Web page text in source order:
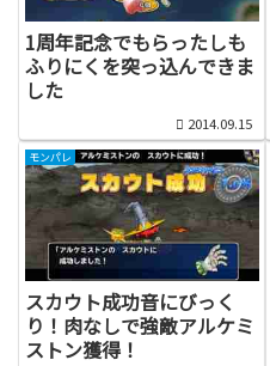
1周年記念でもらったしも
ふりにくを突っ込んできま
した
2014.09.15
モンパレ
スカウト成功音にびっく
り！肉なしで強敵アルケミ
ストン獲得！